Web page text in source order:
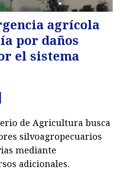
agrícola
por daños
el sistema
de Agricultura busca
silvoagropecuarios
mediante
adicionales.